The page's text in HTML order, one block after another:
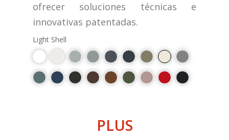
ofrecer soluciones técnicas e
innovativas patentadas.
Light Shell
PLUS